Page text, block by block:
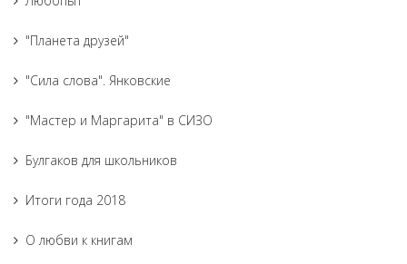
"Планета друзей"
"Сила слова". Янковские
"Мастер и Маргарита" в СИЗО
Булгаков для школьников
Итоги года 2018
О любви к книгам